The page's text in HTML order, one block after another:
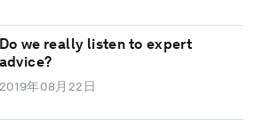
Do we really listen to expert
advice?
2019年08月22日